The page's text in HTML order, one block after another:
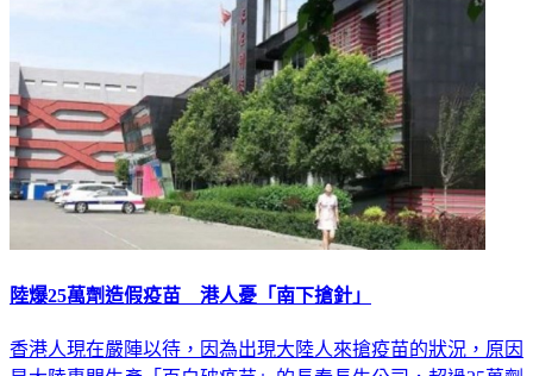
陸爆25萬劑造假疫苗 港人憂「南下搶針」
香港人現在嚴陣以待，因為出現大陸人來搶疫苗的狀況，原因